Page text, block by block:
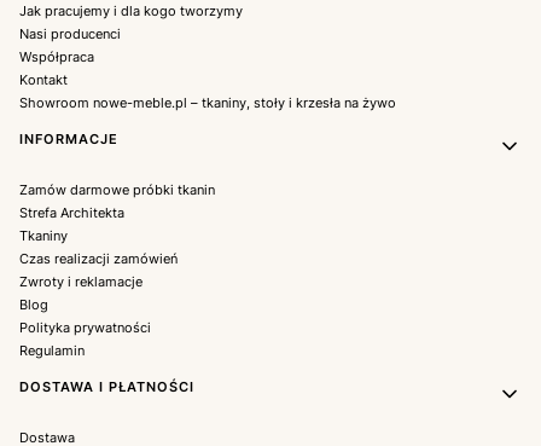
Jak pracujemy i dla kogo tworzymy
Nasi producenci
Współpraca
Kontakt
Showroom nowe-meble.pl – tkaniny, stoły i krzesła na żywo
INFORMACJE
Zamów darmowe próbki tkanin
Strefa Architekta
Tkaniny
Czas realizacji zamówień
Zwroty i reklamacje
Blog
Polityka prywatności
Regulamin
DOSTAWA I PŁATNOŚCI
Dostawa